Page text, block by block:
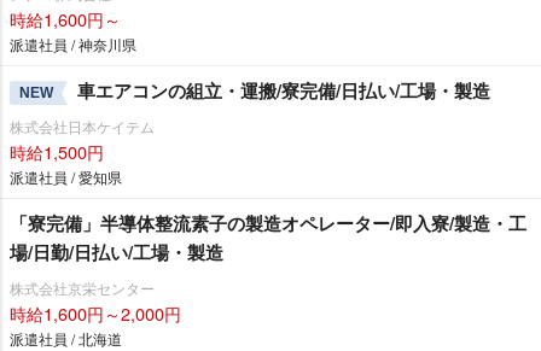
時給1,600円～
派遣社員 / 神奈川県
NEW 車エアコンの組立・運搬/寮完備/日払い/工場・製造
株式会社日本ケイテム
時給1,500円
派遣社員 / 愛知県
「寮完備」半導体整流素子の製造オペレーター/即入寮/製造・工
場/日勤/日払い/工場・製造
株式会社京栄センター
時給1,600円～2,000円
派遣社員 / 北海道